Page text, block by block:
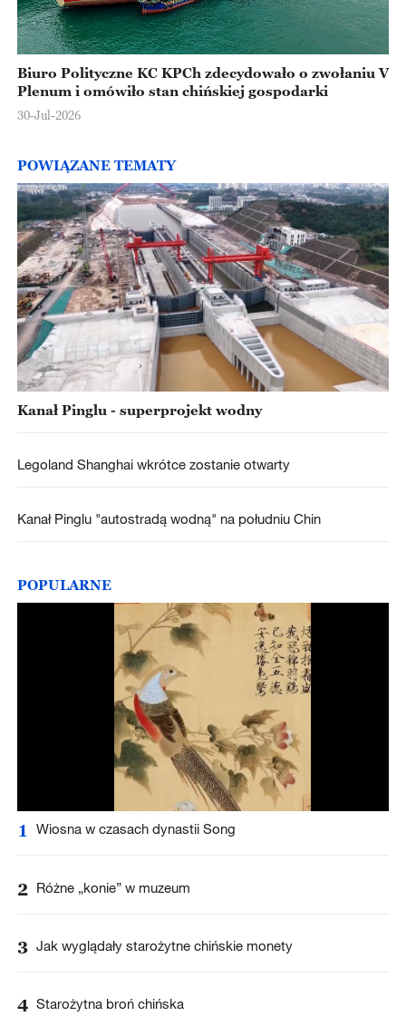
Biuro Polityczne KC KPCh zdecydowało o zwołaniu V
Plenum i omówiło stan chińskiej gospodarki
30-Jul-2026
POWIĄZANE TEMATY
Kanał Pinglu - superprojekt wodny
Legoland Shanghai wkrótce zostanie otwarty
Kanał Pinglu "autostradą wodną" na południu Chin
POPULARNE
1 Wiosna w czasach dynastii Song
2 Różne „konie” w muzeum
3 Jak wyglądały starożytne chińskie monety
4 Starożytna broń chińska